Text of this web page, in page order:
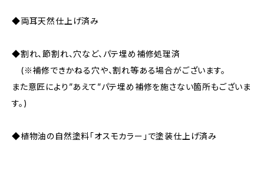
◆両耳天然仕上げ済み
◆割れ、節割れ、穴など、パテ埋め補修処理済
(※補修できかねる穴や、割れ等ある場合がございます。
また意匠により”あえて”パテ埋め補修を施さない箇所もございま
す。)
◆植物油の自然塗料「オスモカラー」で塗装仕上げ済み